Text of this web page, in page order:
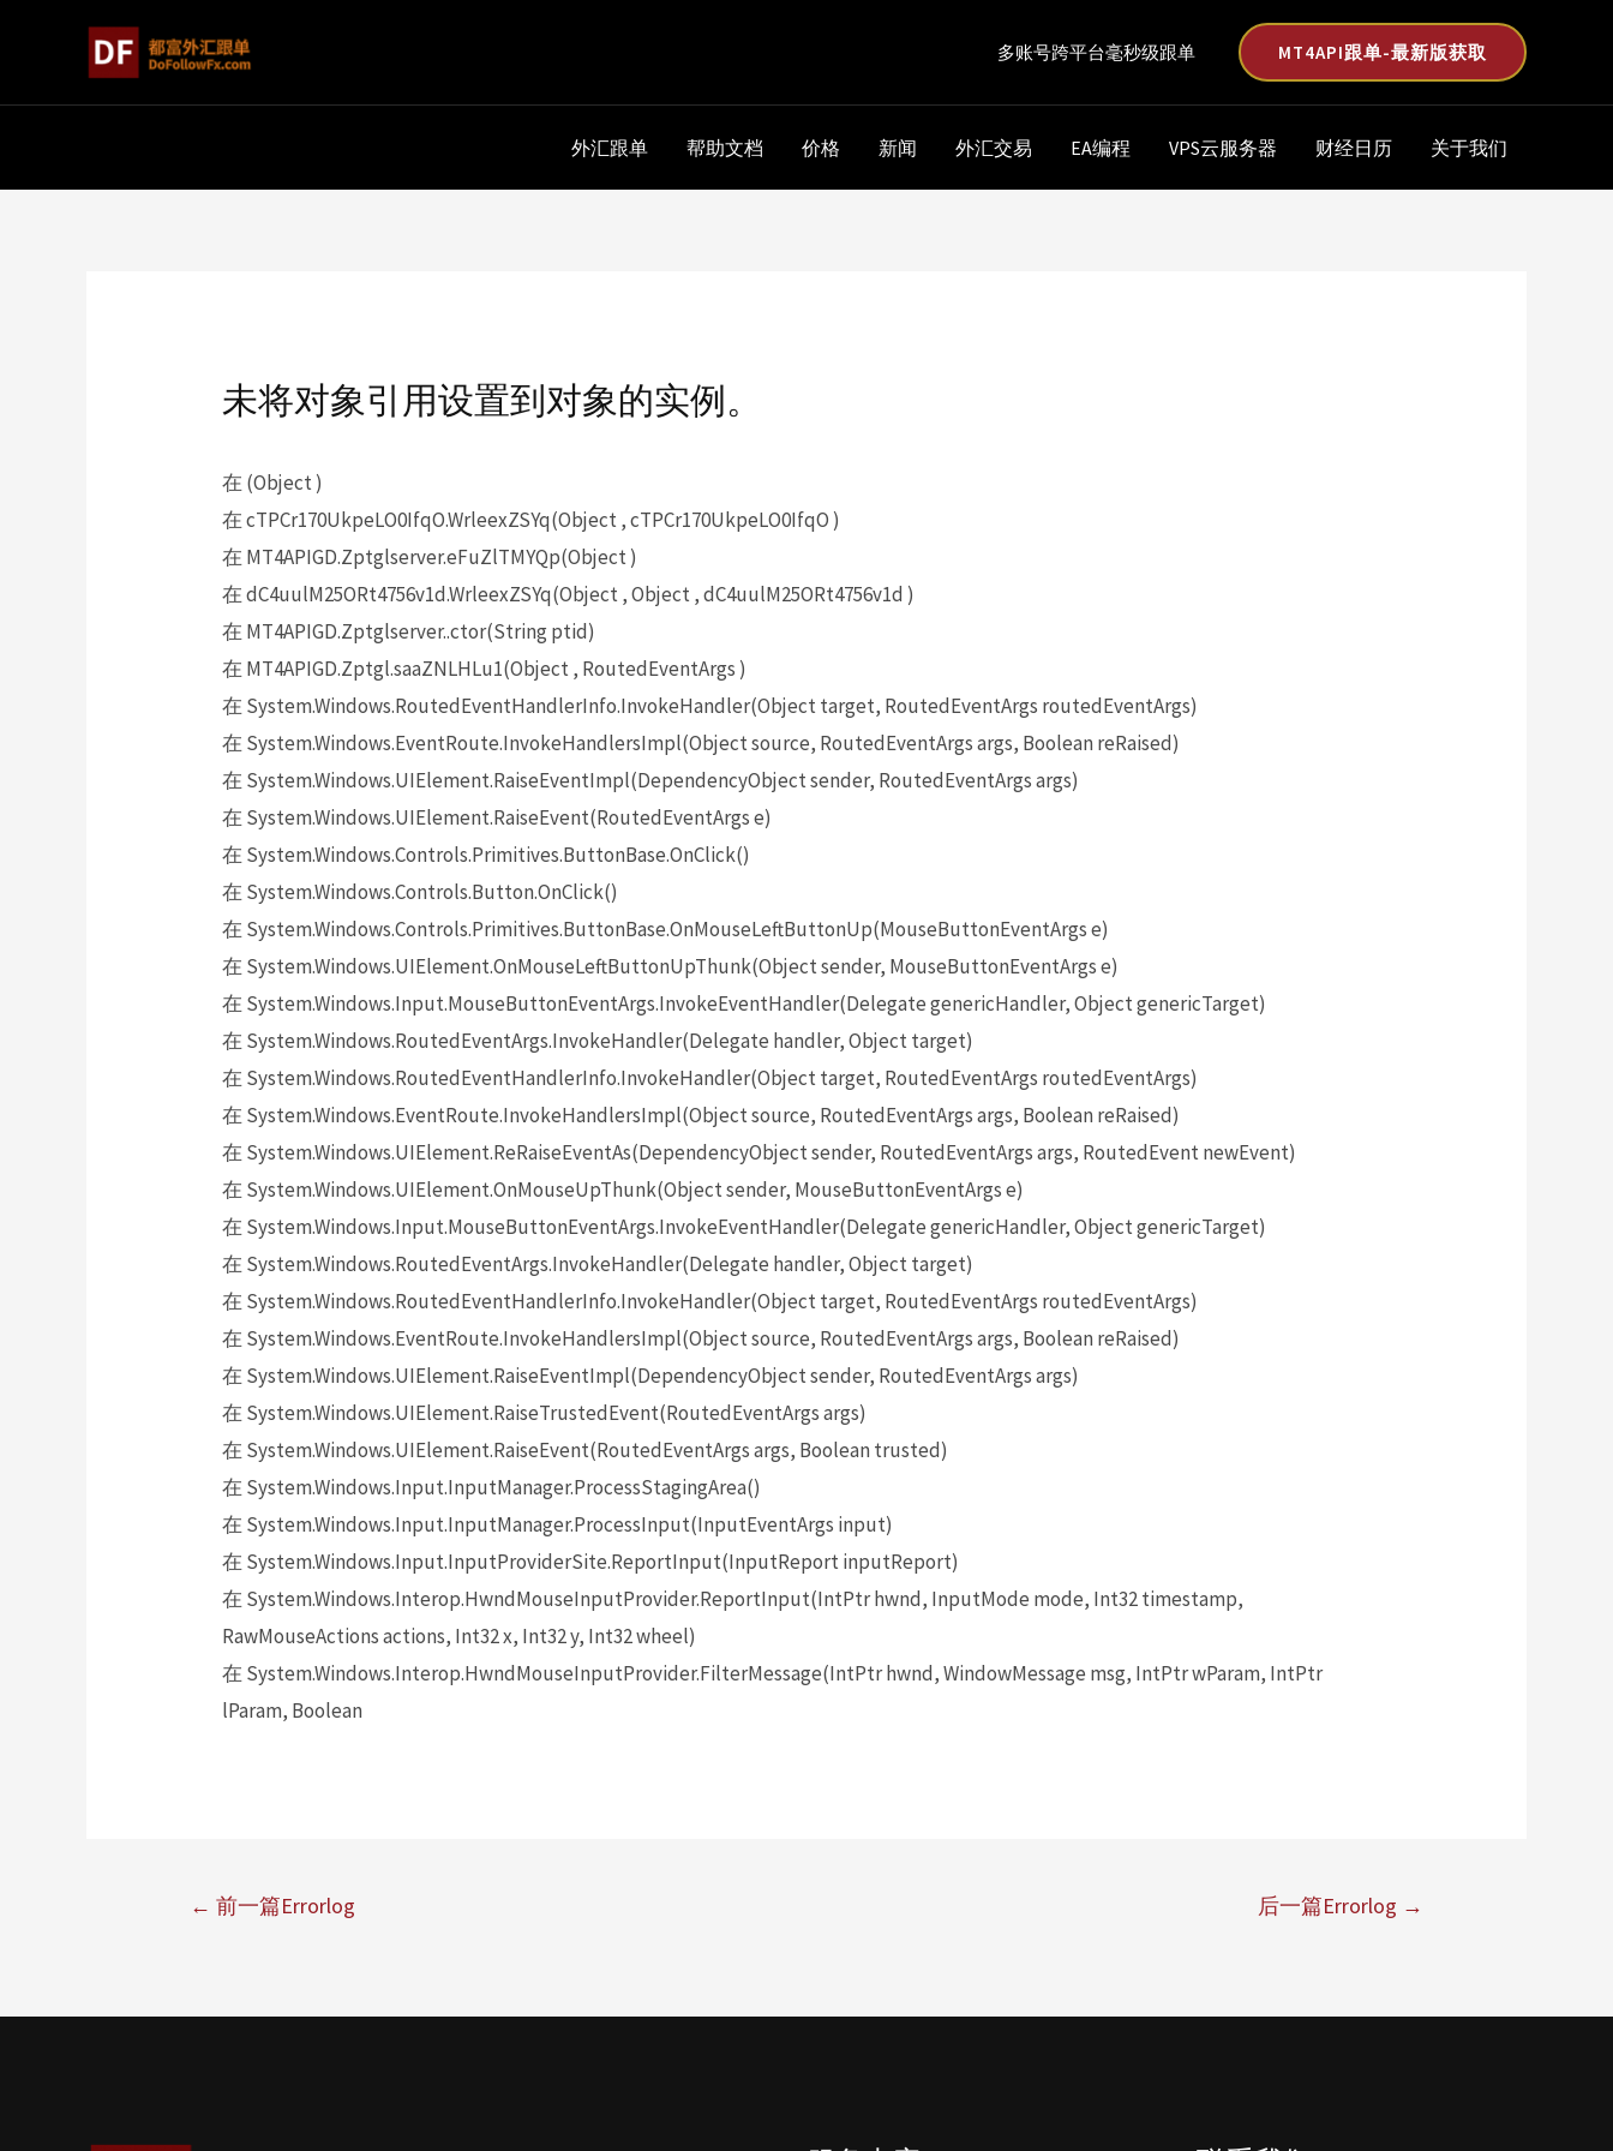
多账号跨平台毫秒级跟单 MT4API跟单-最新版获取
外汇跟单 帮助文档 价格 新闻 外汇交易 EA编程 VPS云服务器 财经日历 关于我们
未将对象引用设置到对象的实例。
在 (Object )
在 cTPCr170UkpeLO0IfqO.WrleexZSYq(Object , cTPCr170UkpeLO0IfqO )
在 MT4APIGD.Zptglserver.eFuZlTMYQp(Object )
在 dC4uulM25ORt4756v1d.WrleexZSYq(Object , Object , dC4uulM25ORt4756v1d )
在 MT4APIGD.Zptglserver..ctor(String ptid)
在 MT4APIGD.Zptgl.saaZNLHLu1(Object , RoutedEventArgs )
在 System.Windows.RoutedEventHandlerInfo.InvokeHandler(Object target, RoutedEventArgs routedEventArgs)
在 System.Windows.EventRoute.InvokeHandlersImpl(Object source, RoutedEventArgs args, Boolean reRaised)
在 System.Windows.UIElement.RaiseEventImpl(DependencyObject sender, RoutedEventArgs args)
在 System.Windows.UIElement.RaiseEvent(RoutedEventArgs e)
在 System.Windows.Controls.Primitives.ButtonBase.OnClick()
在 System.Windows.Controls.Button.OnClick()
在 System.Windows.Controls.Primitives.ButtonBase.OnMouseLeftButtonUp(MouseButtonEventArgs e)
在 System.Windows.UIElement.OnMouseLeftButtonUpThunk(Object sender, MouseButtonEventArgs e)
在 System.Windows.Input.MouseButtonEventArgs.InvokeEventHandler(Delegate genericHandler, Object genericTarget)
在 System.Windows.RoutedEventArgs.InvokeHandler(Delegate handler, Object target)
在 System.Windows.RoutedEventHandlerInfo.InvokeHandler(Object target, RoutedEventArgs routedEventArgs)
在 System.Windows.EventRoute.InvokeHandlersImpl(Object source, RoutedEventArgs args, Boolean reRaised)
在 System.Windows.UIElement.ReRaiseEventAs(DependencyObject sender, RoutedEventArgs args, RoutedEvent newEvent)
在 System.Windows.UIElement.OnMouseUpThunk(Object sender, MouseButtonEventArgs e)
在 System.Windows.Input.MouseButtonEventArgs.InvokeEventHandler(Delegate genericHandler, Object genericTarget)
在 System.Windows.RoutedEventArgs.InvokeHandler(Delegate handler, Object target)
在 System.Windows.RoutedEventHandlerInfo.InvokeHandler(Object target, RoutedEventArgs routedEventArgs)
在 System.Windows.EventRoute.InvokeHandlersImpl(Object source, RoutedEventArgs args, Boolean reRaised)
在 System.Windows.UIElement.RaiseEventImpl(DependencyObject sender, RoutedEventArgs args)
在 System.Windows.UIElement.RaiseTrustedEvent(RoutedEventArgs args)
在 System.Windows.UIElement.RaiseEvent(RoutedEventArgs args, Boolean trusted)
在 System.Windows.Input.InputManager.ProcessStagingArea()
在 System.Windows.Input.InputManager.ProcessInput(InputEventArgs input)
在 System.Windows.Input.InputProviderSite.ReportInput(InputReport inputReport)
在 System.Windows.Interop.HwndMouseInputProvider.ReportInput(IntPtr hwnd, InputMode mode, Int32 timestamp,
RawMouseActions actions, Int32 x, Int32 y, Int32 wheel)
在 System.Windows.Interop.HwndMouseInputProvider.FilterMessage(IntPtr hwnd, WindowMessage msg, IntPtr wParam, IntPtr
lParam, Boolean
← 前一篇Errorlog 后一篇Errorlog →